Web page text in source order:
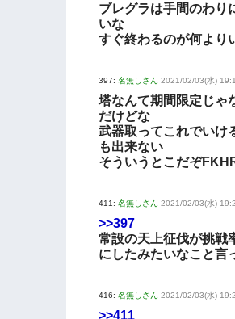
ブレグラは手間のわり
いな
すぐ終わるのが何より
397: 名無しさん 2021/02/03(水)
塔なんて期間限定じゃ
だけどな
武器取ってこれでいけ
も出来ない
そういうとこだぞ
411: 名無しさん 2021/02/03(水)
>>397
常設の天上征伐が挑戦
にしたみたいなこと言
416: 名無しさん 2021/02/03(水)
>>411